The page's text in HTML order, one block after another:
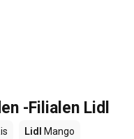
-Filialen Lidl
Lidl Mango